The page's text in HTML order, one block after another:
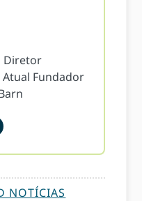
Diretor
Atual Fundador
NOTÍCIAS